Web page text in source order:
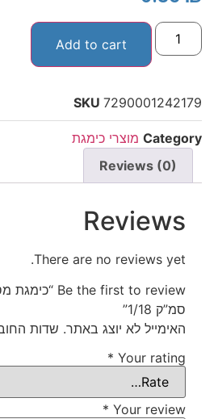
Add to cart
SKU 7290001242179
Category מוצרי כימגת
Reviews (0)
Reviews
There are no reviews yet.
סמ”ק 1/18”
האימייל לא יוצג באתר. שדות
Your rating
*
Your review
*